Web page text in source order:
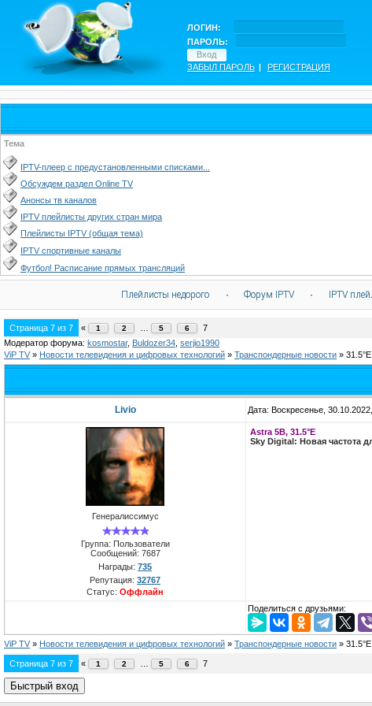
ЛОГИН:
ПАРОЛЬ:
ЗАБЫЛ ПАРОЛЬ | РЕГИСТРАЦИЯ
Тема
IPTV-плеер с предустановленными списками...
Обсуждем раздел Online TV
Анонсы тв каналов
IPTV плейлисты других стран мира
Плейлисты IPTV (общая тема)
IPTV спортивные каналы
Футбол! Расписание прямых трансляций
Плейлисты недорого · Форум IPTV · IPTV
Страница 7 из 7 « 1 2 5 6
7
Модератор форума: kosmostar, Buldozer34 serjio1990
ViP TV » Новости телевидения и цифровых технологий » Транспондерные новости »
Livio Дата: Воскресенье,
Генералиссимус
Группа: Пользователи
Сообщений: 7687
Награды: 735
Репутация: 32767
Статус: Оффлайн
Astra 5B, 31.5°E
Sky Digital: Новая частота
Поделиться с друзьями:
ViP TV » Новости телевидения и цифровых технологий » Транспондерные новости »
Страница 7 из 7 « 1 2 5 6 7